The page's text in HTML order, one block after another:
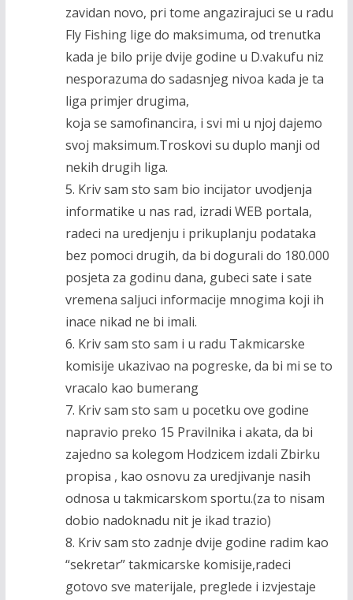
zavidan novo, pri tome angazirajuci se u radu
Fly Fishing lige do maksimuma, od trenutka
kada je bilo prije dvije godine u D.vakufu niz
nesporazuma do sadasnjeg nivoa kada je ta
liga primjer drugima,
koja se samofinancira, i svi mi u njoj dajemo
svoj maksimum.Troskovi su duplo manji od
nekih drugih liga.
5. Kriv sam sto sam bio incijator uvodjenja
informatike u nas rad, izradi WEB portala,
radeci na uredjenju i prikuplanju podataka
bez pomoci drugih, da bi dogurali do 180.000
posjeta za godinu dana, gubeci sate i sate
vremena saljuci informacije mnogima koji ih
inace nikad ne bi imali.
6. Kriv sam sto sam i u radu Takmicarske
komisije ukazivao na pogreske, da bi mi se to
vracalo kao bumerang
7. Kriv sam sto sam u pocetku ove godine
napravio preko 15 Pravilnika i akata, da bi
zajedno sa kolegom Hodzicem izdali Zbirku
propisa , kao osnovu za uredjivanje nasih
odnosa u takmicarskom sportu.(za to nisam
dobio nadoknadu nit je ikad trazio)
8. Kriv sam sto zadnje dvije godine radim kao
“sekretar” takmicarske komisije,radeci
gotovo sve materijale, preglede i izvjestaje